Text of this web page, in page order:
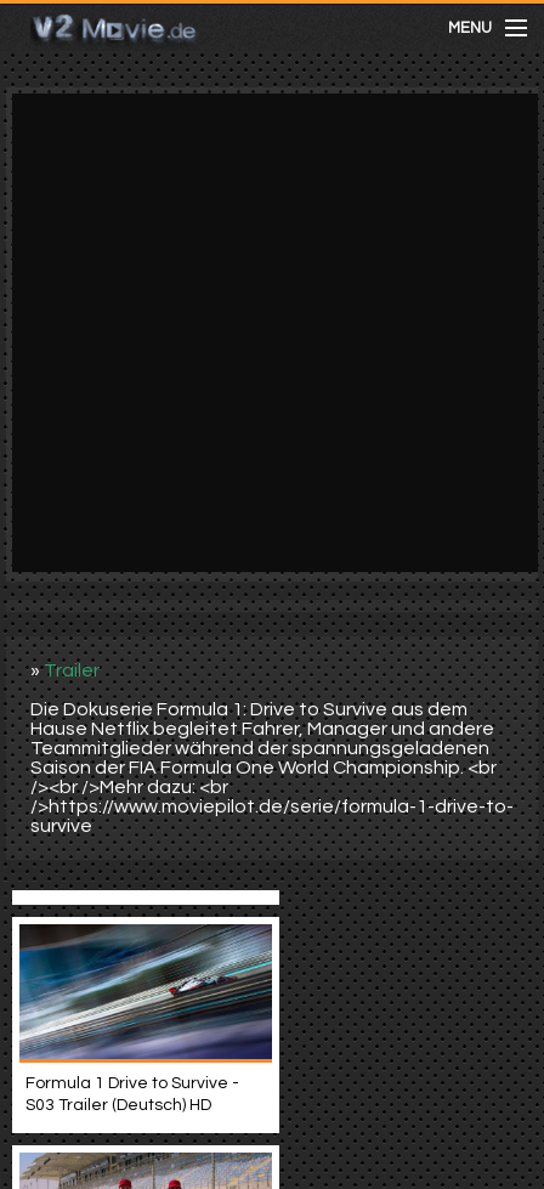
MENU
meist gesehen
Video suchen
»Trailer
Die Dokuserie Formula 1: Drive to Survive aus dem
Hause Netflix begleitet Fahrer, Manager und andere
Teammitglieder während der spannungsgeladenen
Saison der FIA Formula One World Championship. <br
/><br />Mehr dazu: <br
/>https://www.moviepilot.de/serie/formula-1-drive-to-
survive
Formula 1 Drive to Survive -
S03 Trailer (Deutsch) HD